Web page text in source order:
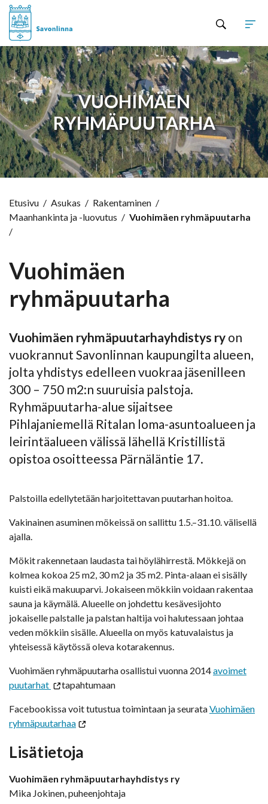
VUOHIMÄEN
RYHMÄPUUTARHA
Etusivu / Asukas / Rakentaminen /
Maanhankinta ja -luovutus / Vuohimäen ryhmäpuutarha
/
Vuohimäen
ryhmäpuutarha
Vuohimäen ryhmäpuutarhayhdistys ry on
vuokrannut Savonlinnan kaupungilta alueen,
jolta yhdistys edelleen vuokraa jäsenilleen
300 – 750 m2:n suuruisia palstoja.
Ryhmäpuutarha-alue sijaitsee
Pihlajaniemellä Ritalan loma-asuntoalueen ja
leirintäalueen välissä lähellä Kristillistä
opistoa osoitteessa Pärnäläntie 17.
Palstoilla edellytetään harjoitettavan puutarhan hoitoa.
Vakinainen asuminen mökeissä on sallittu 1.5.–31.10. välisellä
ajalla.
Mökit rakennetaan laudasta tai höylähirrestä. Mökkejä on
kolmea kokoa 25 m2, 30 m2 ja 35 m2. Pinta-alaan ei sisälly
kuisti eikä makuuparvi. Jokaiseen mökkiin voidaan rakentaa
sauna ja käymälä. Alueelle on johdettu kesävesijohto
jokaiselle palstalle ja palstan haltija voi halutessaan johtaa
veden mökkiin sisälle. Alueella on myös katuvalaistus ja
yhteisessä käytössä oleva kotarakennus.
Vuohimäen ryhmäpuutarha osallistui vuonna 2014avoimet
puutarhat
tapahtumaan
Facebookissa voit tutustua toimintaan ja seurataVuohimäen
ryhmäpuutarhaa
Lisätietoja
Vuohimäen ryhmäpuutarhayhdistys ry
Mika Jokinen, puheenjohtaja